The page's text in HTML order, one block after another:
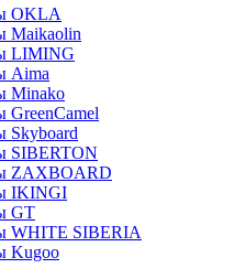
OKLA
Maikaolin
LIMING
Aima
Minako
GreenCamel
Skyboard
SIBERTON
ZAXBOARD
IKINGI
GT
WHITE SIBERIA
Kugoo